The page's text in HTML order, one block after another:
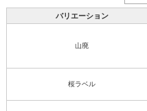
バリエーション
山廃
桜ラベル